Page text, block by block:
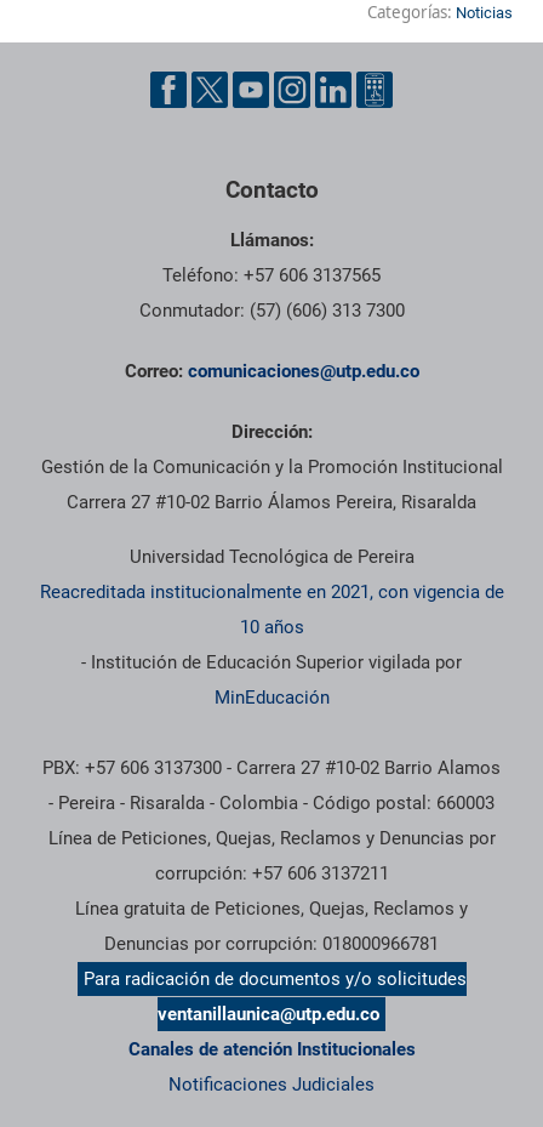
Categorías: Noticias
Contacto
Llámanos:
Teléfono: +57 606 3137565
Conmutador: (57) (606) 313 7300
Correo: comunicaciones@utp.edu.co
Dirección:
Gestión de la Comunicación y la Promoción Institucional
Carrera 27 #10-02 Barrio Álamos Pereira, Risaralda
Universidad Tecnológica de Pereira
Reacreditada institucionalmente en 2021, con vigencia de
10 años
- Institución de Educación Superior vigilada por
MinEducación
PBX: +57 606 3137300 - Carrera 27 #10-02 Barrio Alamos
- Pereira - Risaralda - Colombia - Código postal: 660003
Línea de Peticiones, Quejas, Reclamos y Denuncias por
corrupción: +57 606 3137211
Línea gratuita de Peticiones, Quejas, Reclamos y
Denuncias por corrupción: 018000966781
Para radicación de documentos y/o solicitudes
ventanillaunica@utp.edu.co
Canales de atención Institucionales
Notificaciones Judiciales